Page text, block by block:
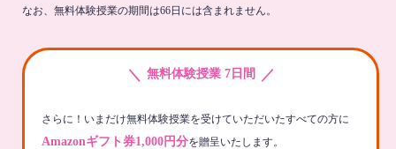
なお、無料体験授業の期間は66日には含まれません。
＼ 無料体験授業 7日間 ／
さらに！いまだけ無料体験授業を受けていただいたすべての方に
Amazonギフト券1,000円分を贈呈いたします。